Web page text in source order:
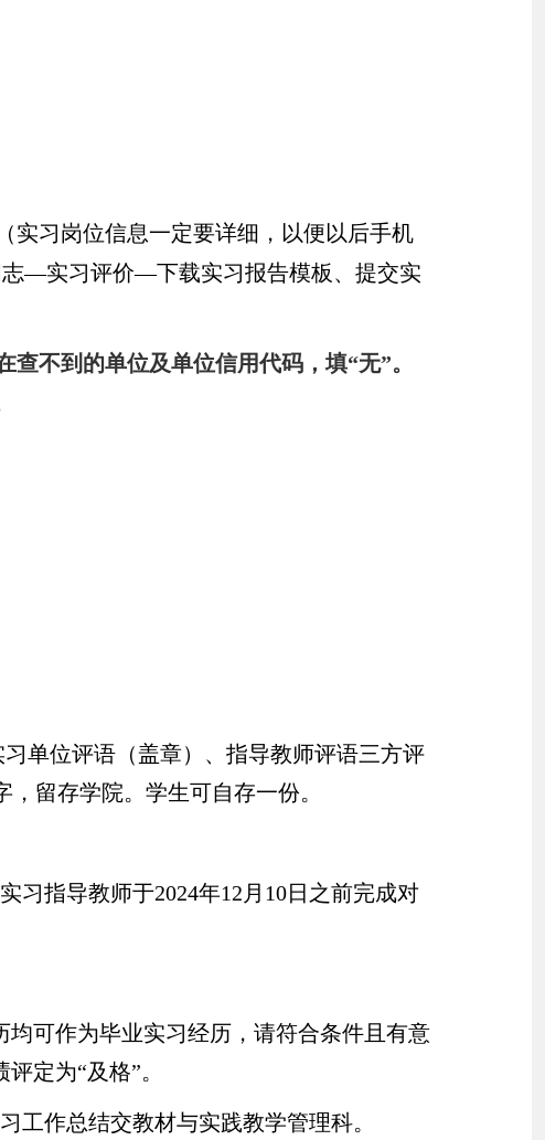
习岗位信息一定要详细，以便以后手机
—实习评价—下载实习报告模板、提交实
不到的单位及单位信用代码，填“无”。
单位评语（盖章）、指导教师评语三方评
留存学院。学生可自存一份。
习指导教师于2024年12 月 10日之前完成对
可作为毕业实习经历，请符合条件且有意
定为“及格”。
工作总结交教材与实践教学管理科。